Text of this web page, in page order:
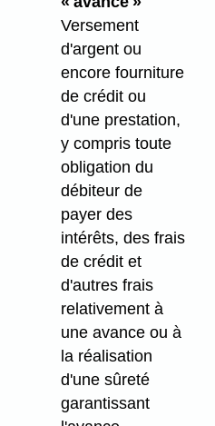
Versement
d'argent ou
encore fourniture
de crédit ou
d'une prestation,
y compris toute
obligation du
débiteur de
payer des
intérêts, des frais
de crédit et
d'autres frais
relativement à
une avance ou à
la réalisation
d'une sûreté
garantissant